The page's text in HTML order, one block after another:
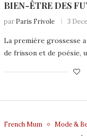
BIEN-ÊTRE DES
par Paris Frivole 3
La première grossesse
de frisson et de poésie,
French Mum Mode &